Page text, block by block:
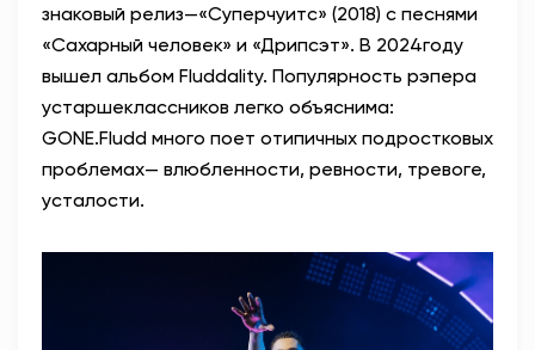
знаковый релиз—«Суперчуитс» (2018) с песнями
«Сахарный человек» и «Дрипсэт». В 2024году
вышел альбом Fluddality. Популярность рэпера
устаршеклассников легко объяснима:
GONE.Fludd много поет отипичных подростковых
проблемах— влюбленности, ревности, тревоге,
усталости.